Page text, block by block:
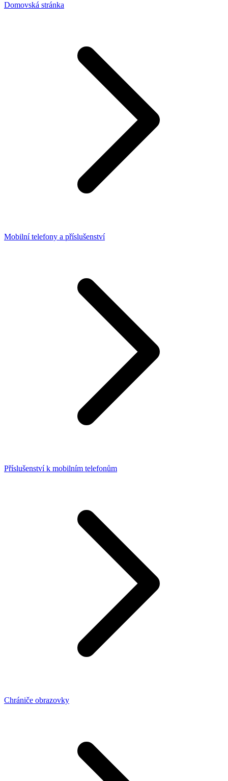
Domovská stránka
Mobilní telefony a příslušenství
Příslušenství k mobilním telefonům
Chrániče obrazovky